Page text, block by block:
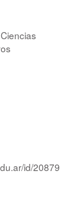
Ciencias
id/20879